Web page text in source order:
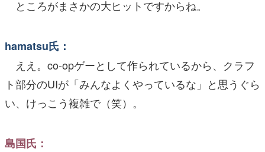
ところがまさかの大ヒットですからね。
hamatsu氏：
ええ。co-opゲーとして作られているから、クラフ
ト部分のUIが「みんなよくやっているな」と思うぐら
い、けっこう複雑で（笑）。
島国氏：